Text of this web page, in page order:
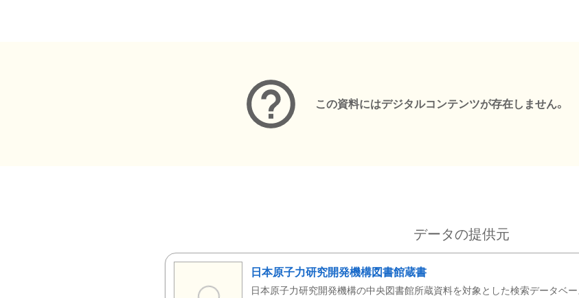
この資料にはデジタルコンテンツが存在しません。
データの提供元
日本原子力研究開発機構図書館蔵書
日本原子力研究開発機構の中央図書館所蔵資料を対象とした検索データベ